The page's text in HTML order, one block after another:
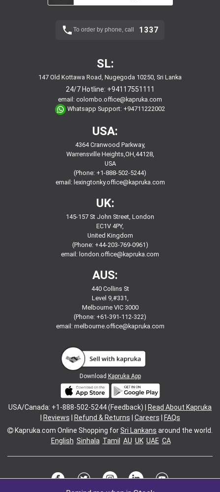
To order by phone, call 1337
SL:
147 Old Kottawa Road, Nugegoda 10250, Sri Lanka
24/7 Hotline: +94117551111
email: colombo.office@kapruka.com
Whatsapp Support: +94711222002
USA:
4364 Cranwood Parkway,
Warrensville Heights,OH,44128,
USA
(Phone: +1-888-502-5244)
email: lexingtonky.office@kapruka.com
UK:
145-157 St John Street, London
EC1V 4PY,
United Kingdom
(Phone: +44-203-769-0961)
email: london.office@kapruka.com
AUS:
440 Collins St
Level 9,#331,
Melbourne VIC 3000
(Phone: +61-391-112-322)
email: melbourne.office@kapruka.com
Download Kapruka App
USA/Canada: +1-888-502-5244 (Feedback) |
Read About Kapruka
Reviews Refund & Returns Careers
FAQs
Kapruka.com Online Shopping forSri Lankans around the world.
English Sinhala Tamil AU UK UAE CA